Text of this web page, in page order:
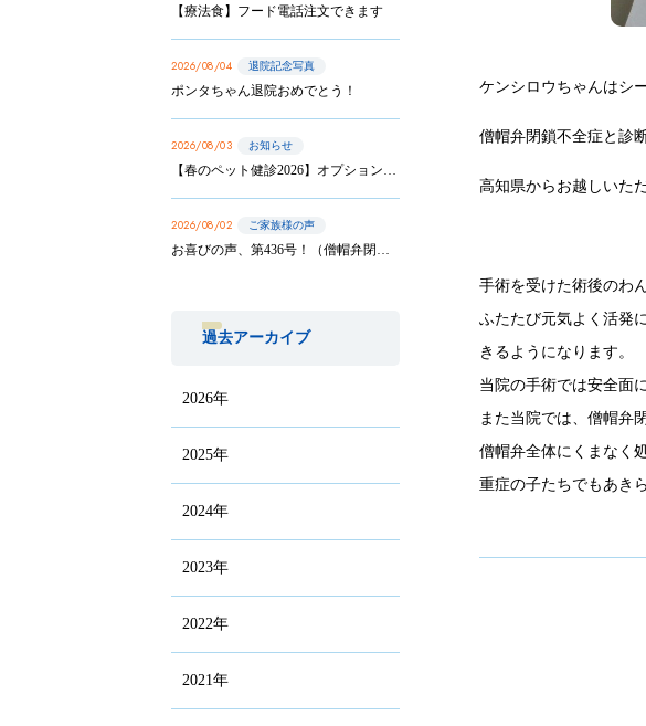
【療法食】フード電話注文できます
2026/08/04 退院記念写真
ポンタちゃん退院おめでとう！
2026/08/03 お知らせ
【春のペット健診2026】オプション実施は8/31まで！
2026/08/02 ご家族様の声
お喜びの声、第436号！（僧帽弁閉鎖不全症の手術を受けたサニーちゃんのご家族から）
過去アーカイブ
2026年
2025年
2024年
2023年
2022年
2021年
ケンシロウちゃんはシ
僧帽弁閉鎖不全症と診
高知県からお越しいた
手術を受けた術後のわ
ふたたび元気よく活発
きるようになります。
当院の手術では安全面
また当院では、僧帽弁
僧帽弁全体にくまなく
重症の子たちでもあき